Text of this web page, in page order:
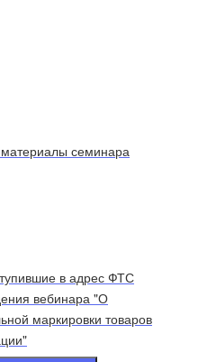
семинара
в адрес ФТС
вебинара "О
маркировки товаров